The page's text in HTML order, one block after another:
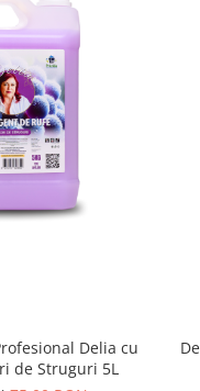
Delia cu
de Struguri 5L